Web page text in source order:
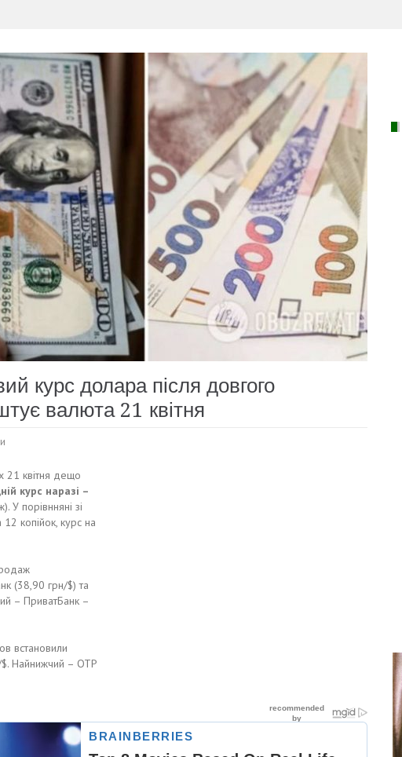
курс долара після довгого
валюта 21 квітня
21 квітня дещо
курс наразі –
У порівнняні зі
копійок, курс на
(38,90 грн/$) та
– ПриватБанк –
встановили
Найнижчий – OTP